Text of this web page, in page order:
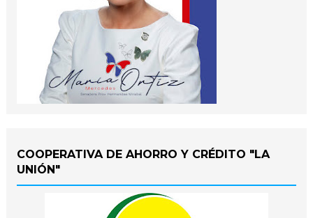
COOPERATIVA DE AHORRO Y CRÉDITO "LA
UNIÓN"